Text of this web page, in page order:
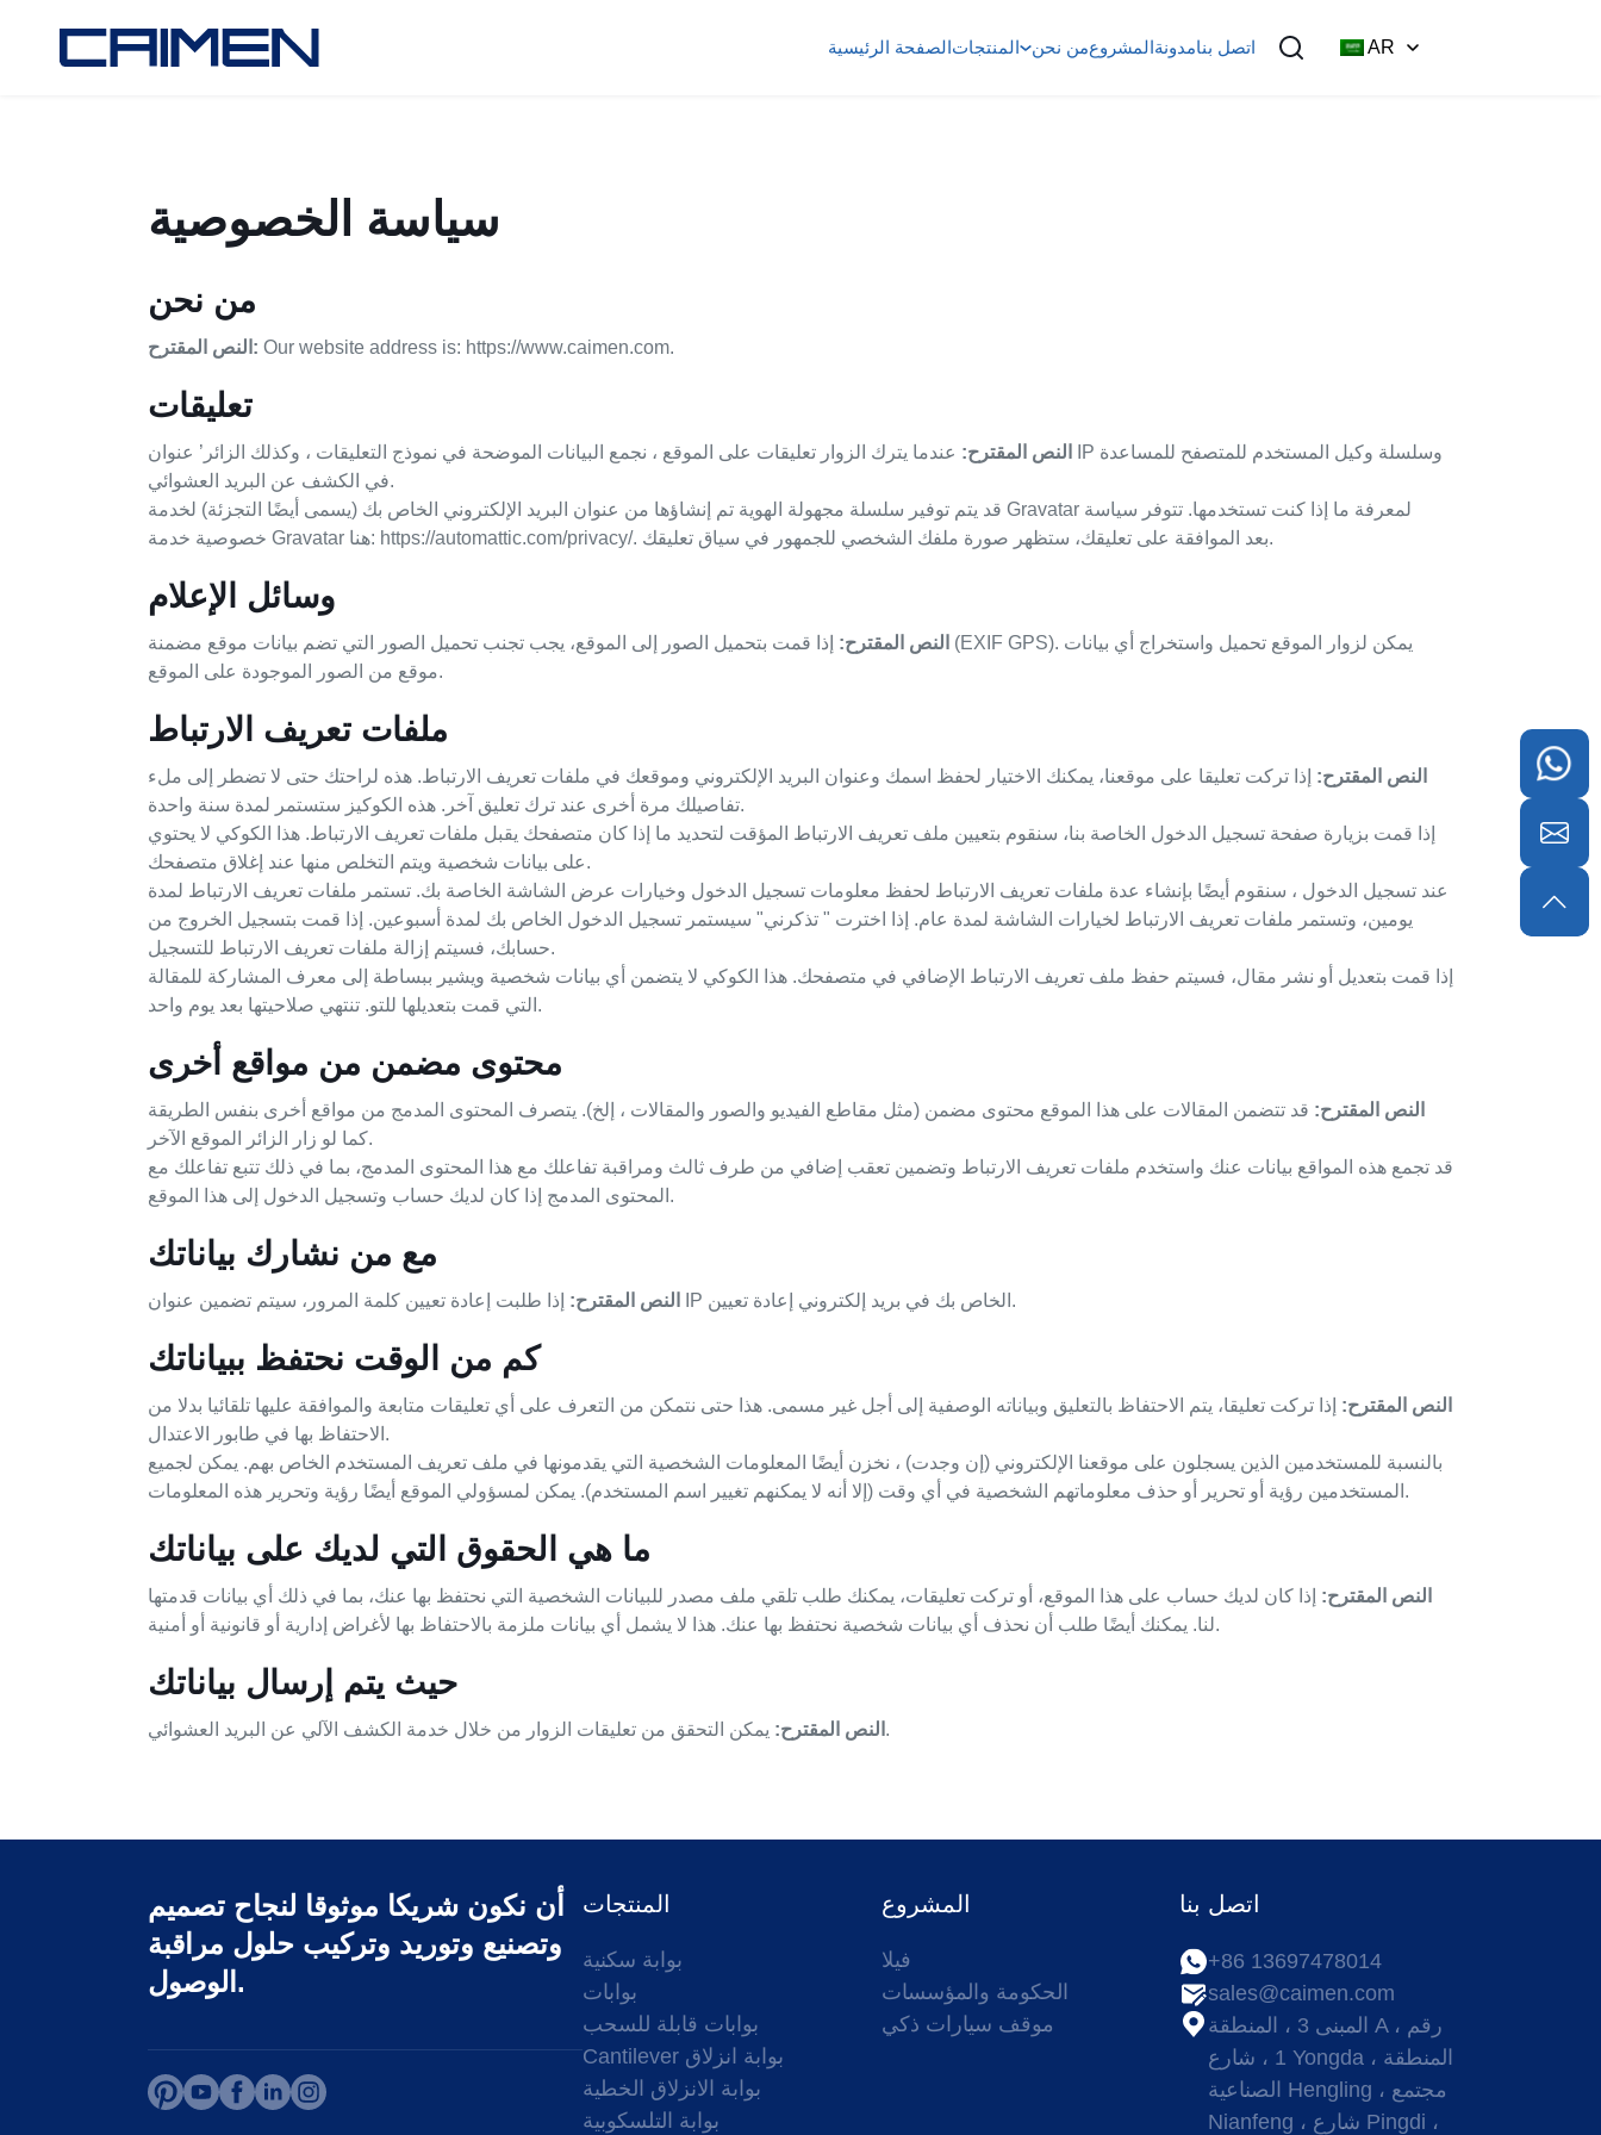
الصفحة الرئيسيةالمنتجات من نحنالمشروعمدونةاتصل بنا AR
سياسة الخصوصية
من نحن
النص المقترح: Our website address is: https://www.caimen.com.
تعليقات
النص المقترح: عندما يترك الزوار تعليقات على الموقع ، نجمع البيانات الموضحة في نموذج التعليقات ، وكذلك الزائر’ عنوان IP وسلسلة وكيل المستخدم للمتصفح للمساعدة
في الكشف عن البريد العشوائي.
قد يتم توفير سلسلة مجهولة الهوية تم إنشاؤها من عنوان البريد الإلكتروني الخاص بك (يسمى أيضًا التجزئة) لخدمة Gravatar لمعرفة ما إذا كنت تستخدمها. تتوفر سياسة
خصوصية خدمة Gravatar هنا: https://automattic.com/privacy/. بعد الموافقة على تعليقك، ستظهر صورة ملفك الشخصي للجمهور في سياق تعليقك.
وسائل الإعلام
النص المقترح: إذا قمت بتحميل الصور إلى الموقع، يجب تجنب تحميل الصور التي تضم بيانات موقع مضمنة (EXIF GPS). يمكن لزوار الموقع تحميل واستخراج أي بيانات
موقع من الصور الموجودة على الموقع.
ملفات تعريف الارتباط
النص المقترح: إذا تركت تعليقا على موقعنا، يمكنك الاختيار لحفظ اسمك وعنوان البريد الإلكتروني وموقعك في ملفات تعريف الارتباط. هذه لراحتك حتى لا تضطر إلى ملء
تفاصيلك مرة أخرى عند ترك تعليق آخر. هذه الكوكيز ستستمر لمدة سنة واحدة.
إذا قمت بزيارة صفحة تسجيل الدخول الخاصة بنا، سنقوم بتعيين ملف تعريف الارتباط المؤقت لتحديد ما إذا كان متصفحك يقبل ملفات تعريف الارتباط. هذا الكوكي لا يحتوي
على بيانات شخصية ويتم التخلص منها عند إغلاق متصفحك.
عند تسجيل الدخول ، سنقوم أيضًا بإنشاء عدة ملفات تعريف الارتباط لحفظ معلومات تسجيل الدخول وخيارات عرض الشاشة الخاصة بك. تستمر ملفات تعريف الارتباط لمدة
يومين، وتستمر ملفات تعريف الارتباط لخيارات الشاشة لمدة عام. إذا اخترت " تذكرني" سيستمر تسجيل الدخول الخاص بك لمدة أسبوعين. إذا قمت بتسجيل الخروج من
حسابك، فسيتم إزالة ملفات تعريف الارتباط للتسجيل.
إذا قمت بتعديل أو نشر مقال، فسيتم حفظ ملف تعريف الارتباط الإضافي في متصفحك. هذا الكوكي لا يتضمن أي بيانات شخصية ويشير ببساطة إلى معرف المشاركة للمقالة
التي قمت بتعديلها للتو. تنتهي صلاحيتها بعد يوم واحد.
محتوى مضمن من مواقع أخرى
النص المقترح: قد تتضمن المقالات على هذا الموقع محتوى مضمن (مثل مقاطع الفيديو والصور والمقالات ، إلخ). يتصرف المحتوى المدمج من مواقع أخرى بنفس الطريقة
كما لو زار الزائر الموقع الآخر.
قد تجمع هذه المواقع بيانات عنك واستخدم ملفات تعريف الارتباط وتضمين تعقب إضافي من طرف ثالث ومراقبة تفاعلك مع هذا المحتوى المدمج، بما في ذلك تتبع تفاعلك مع
المحتوى المدمج إذا كان لديك حساب وتسجيل الدخول إلى هذا الموقع.
مع من نشارك بياناتك
النص المقترح: إذا طلبت إعادة تعيين كلمة المرور، سيتم تضمين عنوان IP الخاص بك في بريد إلكتروني إعادة تعيين.
كم من الوقت نحتفظ ببياناتك
النص المقترح: إذا تركت تعليقا، يتم الاحتفاظ بالتعليق وبياناته الوصفية إلى أجل غير مسمى. هذا حتى نتمكن من التعرف على أي تعليقات متابعة والموافقة عليها تلقائيا بدلا من
الاحتفاظ بها في طابور الاعتدال.
بالنسبة للمستخدمين الذين يسجلون على موقعنا الإلكتروني (إن وجدت) ، نخزن أيضًا المعلومات الشخصية التي يقدمونها في ملف تعريف المستخدم الخاص بهم. يمكن لجميع
المستخدمين رؤية أو تحرير أو حذف معلوماتهم الشخصية في أي وقت (إلا أنه لا يمكنهم تغيير اسم المستخدم). يمكن لمسؤولي الموقع أيضًا رؤية وتحرير هذه المعلومات.
ما هي الحقوق التي لديك على بياناتك
النص المقترح: إذا كان لديك حساب على هذا الموقع، أو تركت تعليقات، يمكنك طلب تلقي ملف مصدر للبيانات الشخصية التي نحتفظ بها عنك، بما في ذلك أي بيانات قدمتها
لنا. يمكنك أيضًا طلب أن نحذف أي بيانات شخصية نحتفظ بها عنك. هذا لا يشمل أي بيانات ملزمة بالاحتفاظ بها لأغراض إدارية أو قانونية أو أمنية.
حيث يتم إرسال بياناتك
النص المقترح: يمكن التحقق من تعليقات الزوار من خلال خدمة الكشف الآلي عن البريد العشوائي.
أن نكون شريكا موثوقا لنجاح تصميم
وتصنيع وتوريد وتركيب حلول مراقبة
الوصول.
المنتجات
بوابة سكنية
بوابات
بوابات قابلة للسحب
Cantilever بوابة انزلاق
بوابة الانزلاق الخطية
بوابة التلسكوبية
المشروع
فيلا
الحكومة والمؤسسات
موقف سيارات ذكي
اتصل بنا
+86 13697478014
sales@caimen.com
المبنى 3 ، المنطقة A ، رقم
1 ، شارع Yongda ، المنطقة
الصناعية Hengling ، مجتمع
Nianfeng ، شارع Pingdi ،